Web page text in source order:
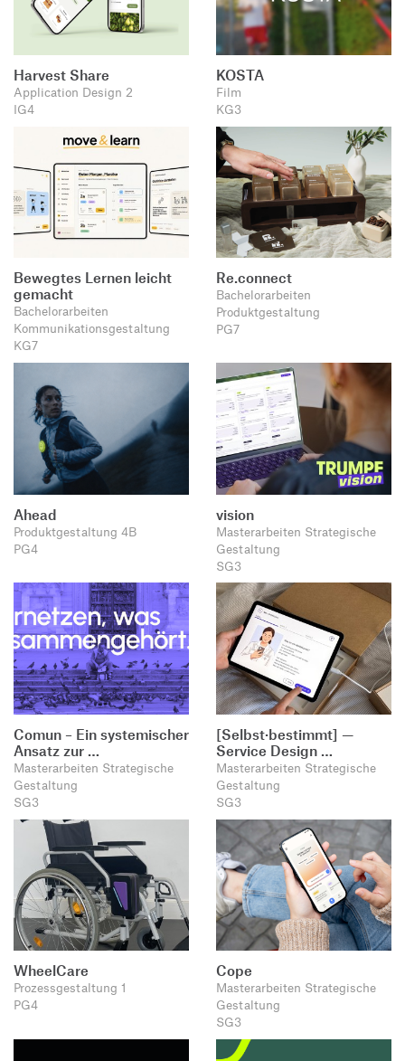
Harvest Share
Application Design 2
IG4
KOSTA
Film
KG3
Bewegtes Lernen leicht
gemacht
Bachelorarbeiten
Kommunikationsgestaltung
KG7
Re.connect
Bachelorarbeiten
Produktgestaltung
PG7
Ahead
Produktgestaltung 4B
PG4
vision
Masterarbeiten Strategische
Gestaltung
SG3
Comun – Ein systemischer
Ansatz zur …
Masterarbeiten Strategische
Gestaltung
SG3
[Selbst·bestimmt] —
Service Design …
Masterarbeiten Strategische
Gestaltung
SG3
WheelCare
Prozessgestaltung 1
PG4
Cope
Masterarbeiten Strategische
Gestaltung
SG3